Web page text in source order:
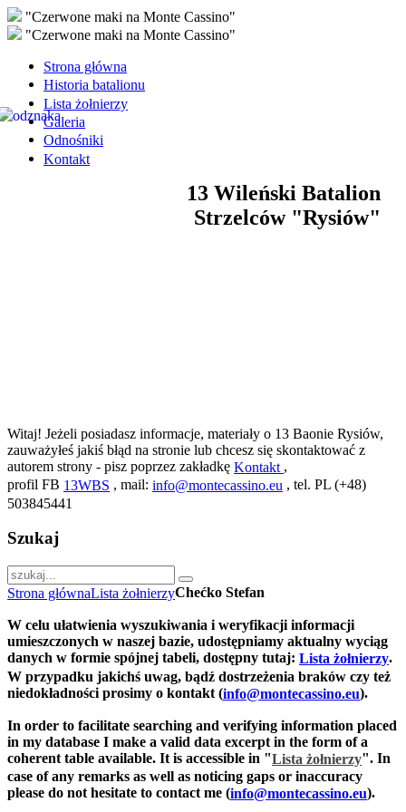
"Czerwone maki na Monte Cassino"
"Czerwone maki na Monte Cassino"
Strona główna
Historia batalionu
Lista żołnierzy
Galeria
Odnośniki
Kontakt
13 Wileński Batalion
Strzelców "Rysiów"
Witaj! Jeżeli posiadasz informacje, materiały o 13 Baonie Rysiów,
zauważyłeś jakiś błąd na stronie lub chcesz się skontaktować z
autorem strony - pisz poprzez zakładkę Kontakt ,
profil FB 13WBS , mail: info@montecassino.eu , tel. PL (+48)
503845441
Szukaj
Strona głównaLista żołnierzyChećko Stefan
W celu ułatwienia wyszukiwania i weryfikacji informacji
umieszczonych w naszej bazie, udostępniamy aktualny wyciąg
danych w formie spójnej tabeli, dostępny tutaj: Lista żołnierzy.
W przypadku jakichś uwag, bądź dostrzeżenia braków czy też
niedokładności prosimy o kontakt (info@montecassino.eu).
In order to facilitate searching and verifying information placed
in my database I make a valid data excerpt in the form of a
coherent table available. It is accessible in "Lista żołnierzy". In
case of any remarks as well as noticing gaps or inaccuracy
please do not hesitate to contact me (info@montecassino.eu).